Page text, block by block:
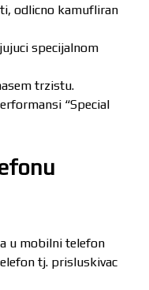
odlicno kamufliran
specijalnom
trzistu.
“Special
u mobilni telefon
tj. prisluskivac